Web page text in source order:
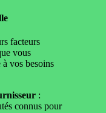
facteurs
vous
à vos besoins
:
connus pour